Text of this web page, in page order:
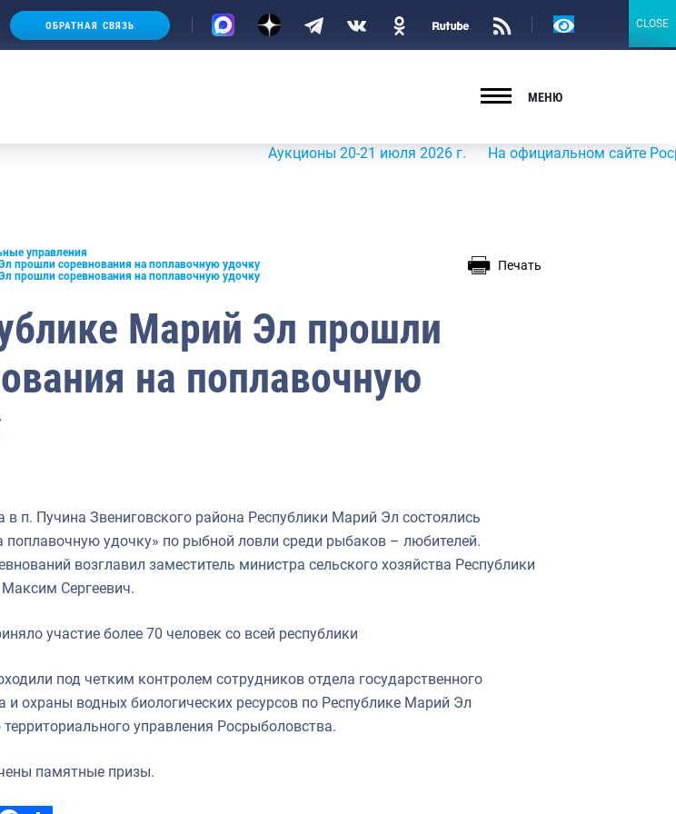
ОБРАТНАЯ СВЯЗЬ
Версия
МЕНЮ
Аукционы 20-21 июля 2026 г. На официальном сайте
управления
прошли соревнования на поплавочную удочку
прошли соревнования на поплавочную удочку
Печать
Марий Эл прошли
на поплавочную
в п. Пучина Звениговского района Республики Марий Эл состоялись
поплавочную удочку» по рыбной ловли среди рыбаков – любителей.
возглавил заместитель министра сельского хозяйства Республики
Сергеевич.
участие более 70 человек со всей республики
под четким контролем сотрудников отдела государственного
и охраны водных биологических ресурсов по Республике Марий Эл
управления Росрыболовства.
памятные призы.
CLOSE
CLOSE